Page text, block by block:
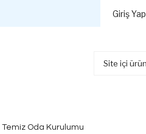
Giriş Yap
Temiz Oda Kurulumu